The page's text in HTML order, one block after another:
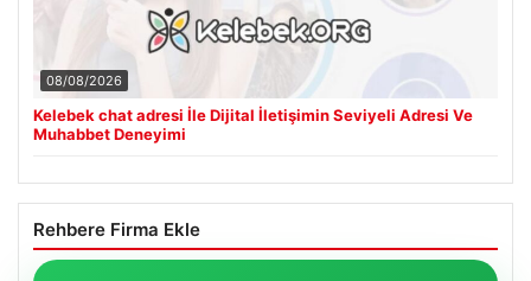
08/08/2026
Kelebek chat adresi İle Dijital İletişimin Seviyeli Adresi Ve
Muhabbet Deneyimi
Rehbere Firma Ekle